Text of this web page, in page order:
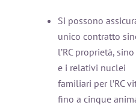
Si possono
unico contratto
l’RC proprietà,
e i relativi nuclei
familiari per l’RC
fino a cinque